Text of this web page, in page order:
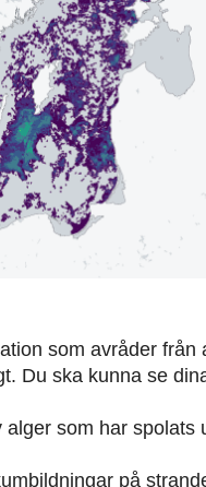
som avråder från
Du ska kunna se
alger som har spolats
på